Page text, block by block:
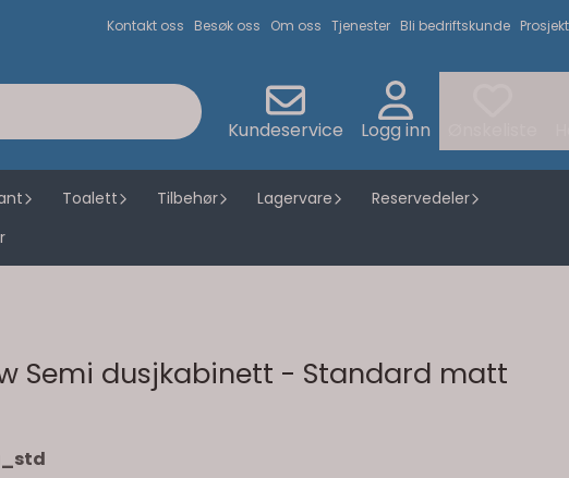
Kontakt oss Besøk oss Om oss Tjenester Bli bedriftskunde Prosjekt
Kundeservice Logg inn
Toalett Tilbehør Lagervare
Reservedeler
Semi dusjkabinett - Standard matt